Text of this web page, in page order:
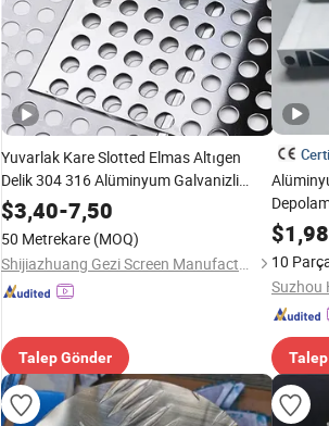
Yuvarlak Kare Slotted Elmas Altıgen
Delik 304 316 Alüminyum Galvanizli
Hafif Karbon Paslanmaz Çelik Perfore
Ekran Metal Levha Delikli Ağı Plaka
Cephe için
$3,40-7,50
50 Metrekare (MOQ)
Shijiazhuang Gezi Screen Manufacturing Co., Ltd.
Talep Gönder
$1,98
10